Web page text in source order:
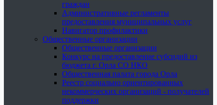
граждан
Административные регламенты
предоставления муниципальных услуг
Навигатор профилактики
Общественные организации
Общественные организации
Конкурс на предоставление субсидий из
бюджета г. Орла СО НКО
Общественная палата города Орла
Реестр социально ориентированных
некоммерческих организаций - получателей
поддержки